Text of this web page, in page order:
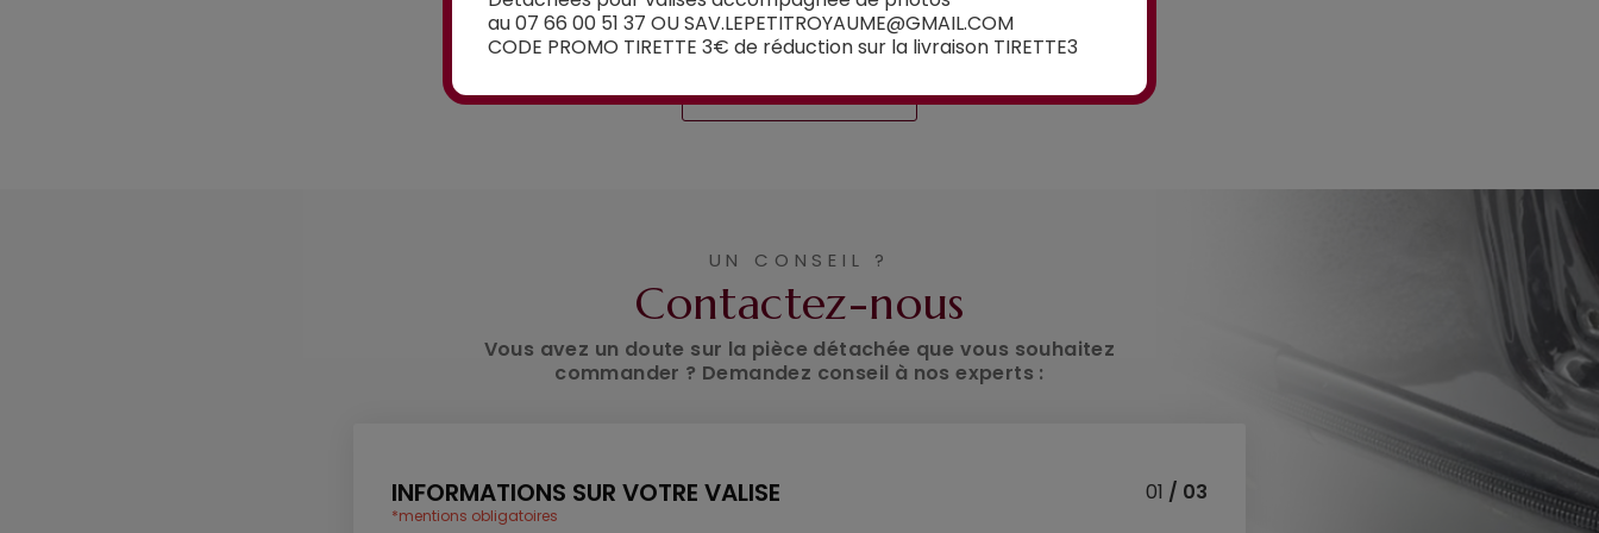
UN CONSEIL ?
Contactez-nous
Vous avez un doute sur la pièce détachée que vous souhaitez
commander ? Demandez conseil à nos experts :
INFORMATIONS SUR VOTRE VALISE 01 / 03
*mentions obligatoires
au 07 66 00 51 37 OU SAV.LEPETITROYAUME@GMAIL.COM
CODE PROMO TIRETTE 3€ de réduction sur la livraison TIRETTE3